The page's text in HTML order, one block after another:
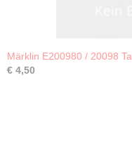
Märklin E200980 / 20098
€ 4,50